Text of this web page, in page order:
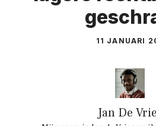
11 JANUARI
Jan De